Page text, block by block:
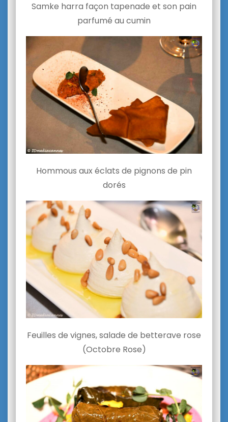
Samke harra façon tapenade et son pain
parfumé au cumin
Hommous aux éclats de pignons de pin
dorés
Feuilles de vignes, salade de betterave rose
(Octobre Rose)